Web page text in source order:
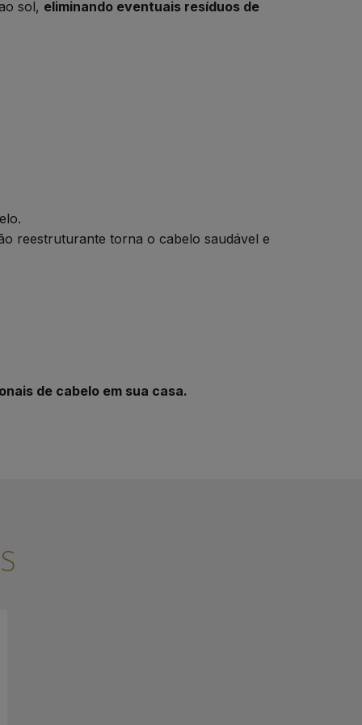
sol, eliminando eventuais resíduos de
reestruturante torna o cabelo saudável e
de cabelo em sua casa.